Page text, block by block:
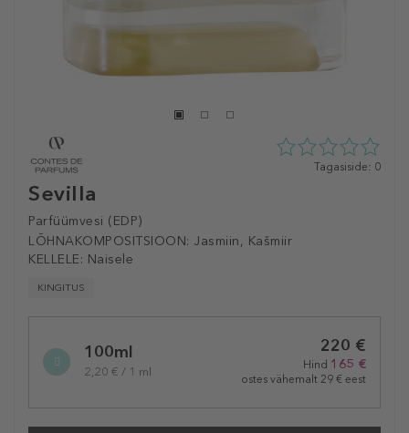
Sevilla
Parfüümvesi (EDP)
LÕHNAKOMPOSITSIOON: Jasmiin, Kašmiir
KELLELE: Naisele
KINGITUS
0
Tagasiside: 0
variation100ml
2,20 € / 1 ml
220 €
Hind 165 €
ostes vähemalt 29 € eest